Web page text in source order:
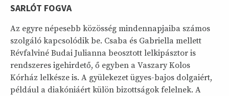
SARLÓT FOGVA
Az egyre népesebb közösség mindennapjaiba számos
szolgáló kapcsolódik be. Csaba és Gabriella mellett
Révfalviné Budai Julianna beosztott lelkipásztor is
rendszeres igehirdető, ő egyben a Vaszary Kolos
Kórház lelkésze is. A gyülekezet ügyes-bajos dolgaiért,
például a diakóniáért külön bizottságok felelnek. A